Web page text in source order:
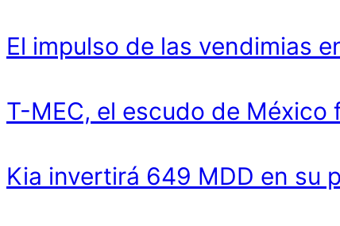
El impulso de las vendimias
T-MEC, el escudo de
Kia invertirá 649 MDD en su